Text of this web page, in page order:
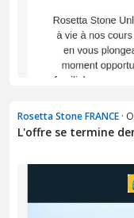
Rosetta Stone FRANCE ·
L'offre se termine